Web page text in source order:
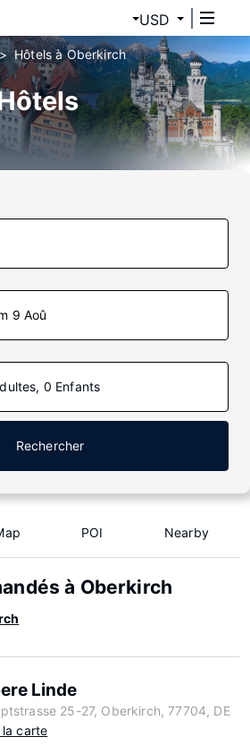
USD
Hôtels à Oberkirch
9 Aoû
0 Enfants
Rechercher
POI Nearby
à Oberkirch
Linde
25-27, Oberkirch, 77704, DE
la carte